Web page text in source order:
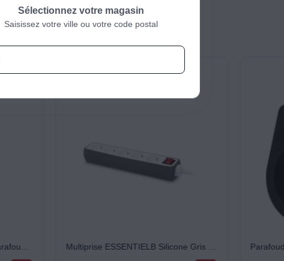
Parafoudre BELKIN 6 prises parafoudres + cable 2m Multiprise ESSENTIELB Silicone Gris 5 X 16A avec interrupteur
Sélectionnez votre magasin
Saisissez votre ville ou votre code postal